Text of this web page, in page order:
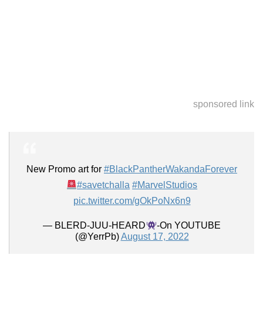
sponsored link
New Promo art for #BlackPantherWakandaForever
#savetchalla #MarvelStudios
pic.twitter.com/gOkPoNx6n9
— BLERD-JUU-HEARD
-On YOUTUBE
(@YerrPb) August 17, 2022